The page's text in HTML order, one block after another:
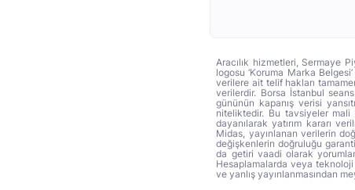
Aracılık hizmetleri, Sermaye
logosu ‘Koruma Marka
verilere ait telif hakları
verilerdir. Borsa İstanbul
gününün kapanış verisi
niteliktedir. Bu tavsiyeler
dayanılarak yatırım kararı
Midas, yayınlanan verilerin
değişkenlerin doğruluğu
da getiri vaadi olarak
Hesaplamalarda veya
ve yanlış yayınlanmasından